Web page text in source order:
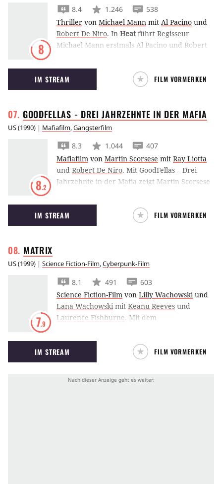
8
8.4 1.246
538
Thriller von Michael Mann mit Al Pacino und
Robert De Niro. In Heat führt Regisseur
Michael Mann erstmals Al Pacino und Robert
sind absolute Profis in ihren Jobs. Sie stehen
nur auf verschiedenen Seiten des Gesetzes.
IM STREAM FILM VORMERKEN
GOODFELLAS - DREI JAHRZEHNTE IN DER MAFIA
US(1990) | Mafiafilm,Gangsterfilm
8.2
8.3 1.044
407
Mafiafilm von Martin Scorsese mit Ray Liotta
und Robert De Niro. Mit GoodFellas – Drei
Jahrzehnte in der Mafia zeigt Martin Scorsese
Schatten des Mafiosi Robert De Niro.
IM STREAM FILM VORMERKEN
MATRIX
US(1999) | Science Fiction-Film,Cyberpunk-Film
7.9
8.1 491
603
Science Fiction-Film von Lilly Wachowskiund
Lana Wachowskimit Keanu Reeves und
Laurence Fishburne. Mit dem
den Weltenretter Neo läuteten die Wachowski-
Geschwister 1999 bereits das neue
Jahrtausend ein und brachten uns u.a. den
IM STREAM FILM VORMERKEN